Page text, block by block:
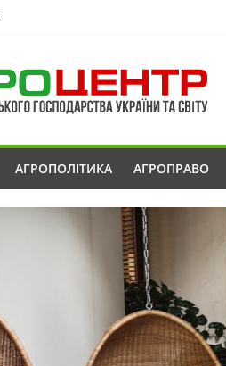
АГРОПОЛІТИКА АГРОПРАВО